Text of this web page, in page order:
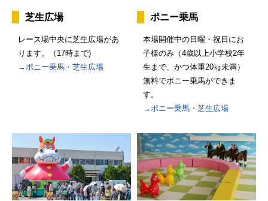
芝生広場
レース場中央に芝生広場があ
ります。（17時まで)
→ポニー乗馬・芝生広場
ポニー乗馬
本場開催中の日曜・祝日にお
子様のみ（4歳以上小学校2年
生まで、かつ体重20㎏未満）
無料でポニー乗馬ができま
す。
→ポニー乗馬・芝生広場